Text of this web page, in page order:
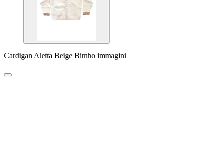
Cardigan Aletta Beige Bimbo immagini